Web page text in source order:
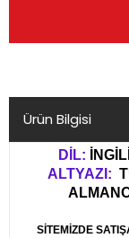
Ürün Bilgisi
DİL:
ALTYAZI:
SİTEMİZDE